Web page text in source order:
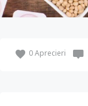
0Aprecieri